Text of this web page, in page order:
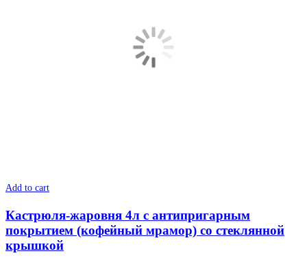
Add to cart
Кастрюля-жаровня 4л с антипригарным
покрытием (кофейный мрамор) со стеклянной
крышкой